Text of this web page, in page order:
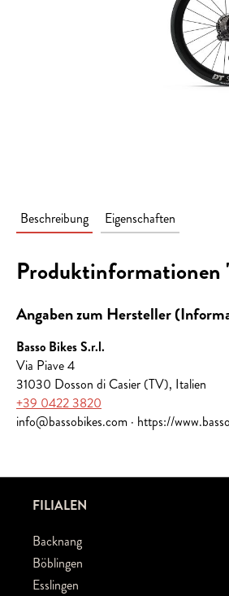
Beschreibung Eigenschaften
Produktinformationen
Angaben zum Hersteller
Basso Bikes S.r.l.
Via Piave 4
31030 Dosson di Casier (TV), Italien
+39 0422 3820
info@bassobikes.com · https://
FILIALEN
Backnang
Böblingen
Esslingen